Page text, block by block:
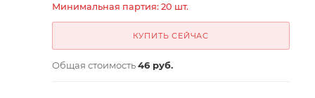
Минимальная партия: 20 шт.
КУПИТЬ СЕЙЧАС
Общая стоимость46 руб.